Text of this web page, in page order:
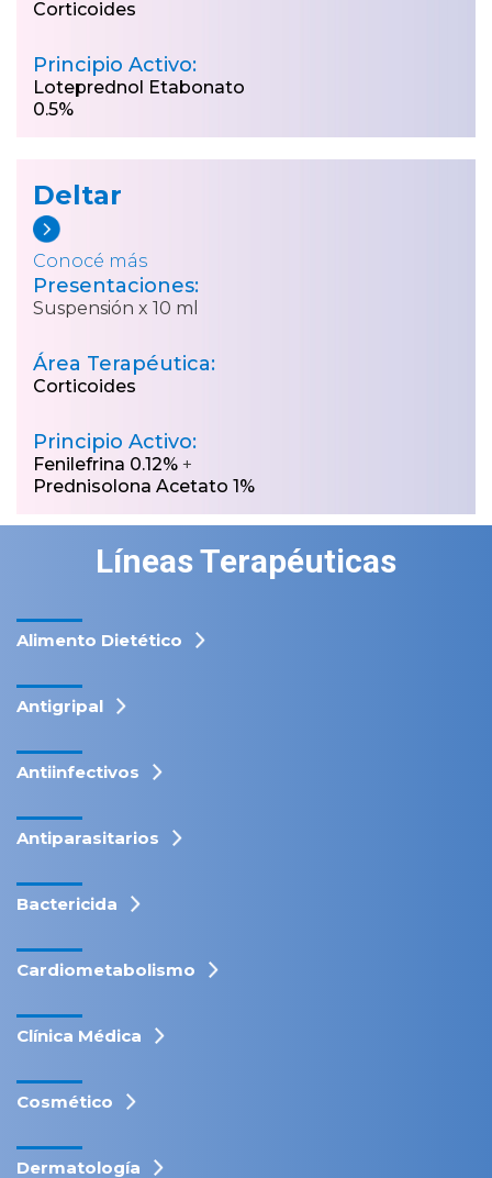
Corticoides
Principio Activo:
Loteprednol Etabonato
0.5%
Deltar
Conocé más
Presentaciones:
Suspensión x 10 ml
Área Terapéutica:
Corticoides
Principio Activo:
Fenilefrina 0.12% +
Prednisolona Acetato 1%
Líneas Terapéuticas
Alimento Dietético
Antigripal
Antiinfectivos
Antiparasitarios
Bactericida
Cardiometabolismo
Clínica Médica
Cosmético
Dermatología